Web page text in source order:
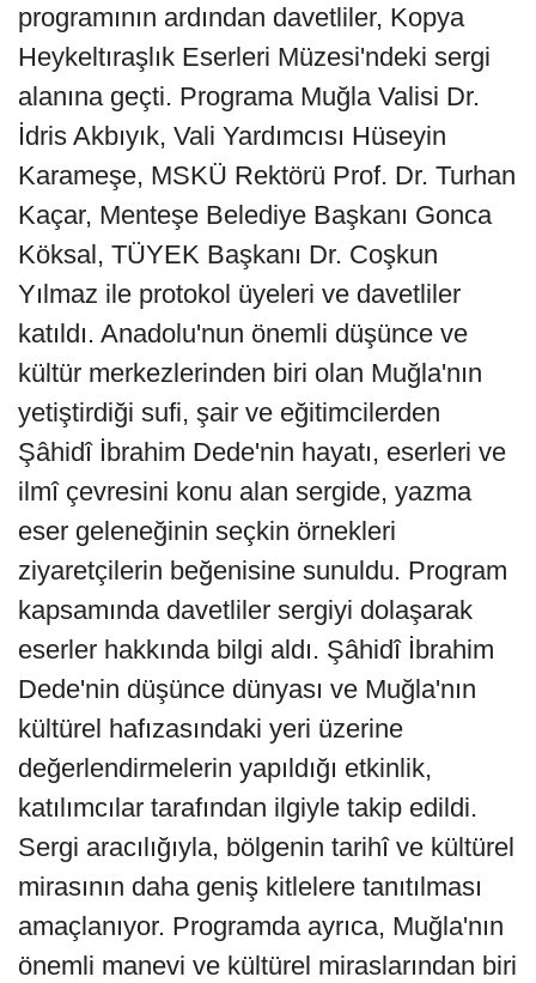
programının ardından davetliler, Kopya
Heykeltıraşlık Eserleri Müzesi'ndeki sergi
alanına geçti. Programa Muğla Valisi Dr.
İdris Akbıyık, Vali Yardımcısı Hüseyin
Karameşe, MSKÜ Rektörü Prof. Dr. Turhan
Kaçar, Menteşe Belediye Başkanı Gonca
Köksal, TÜYEK Başkanı Dr. Coşkun
Yılmaz ile protokol üyeleri ve davetliler
katıldı. Anadolu'nun önemli düşünce ve
kültür merkezlerinden biri olan Muğla'nın
yetiştirdiği sufi, şair ve eğitimcilerden
Şâhidî İbrahim Dede'nin hayatı, eserleri ve
ilmî çevresini konu alan sergide, yazma
eser geleneğinin seçkin örnekleri
ziyaretçilerin beğenisine sunuldu. Program
kapsamında davetliler sergiyi dolaşarak
eserler hakkında bilgi aldı. Şâhidî İbrahim
Dede'nin düşünce dünyası ve Muğla'nın
kültürel hafızasındaki yeri üzerine
değerlendirmelerin yapıldığı etkinlik,
katılımcılar tarafından ilgiyle takip edildi.
Sergi aracılığıyla, bölgenin tarihî ve kültürel
mirasının daha geniş kitlelere tanıtılması
amaçlanıyor. Programda ayrıca, Muğla'nın
önemli manevi ve kültürel miraslarından biri